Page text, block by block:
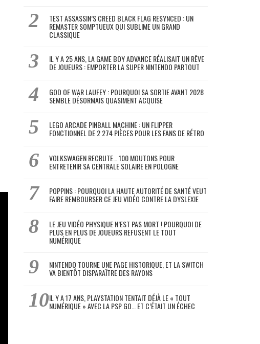
TEST ASSASSIN’S CREED BLACK FLAG RESYNCED : UN
REMASTER SOMPTUEUX QUI SUBLIME UN GRAND
CLASSIQUE
IL Y A 25 ANS, LA GAME BOY ADVANCE RÉALISAIT UN RÊVE
DE JOUEURS : EMPORTER LA SUPER NINTENDO PARTOUT
GOD OF WAR LAUFEY : POURQUOI SA SORTIE AVANT 2028
SEMBLE DÉSORMAIS QUASIMENT ACQUISE
LEGO ARCADE PINBALL MACHINE : UN FLIPPER
FONCTIONNEL DE 2 274 PIÈCES POUR LES FANS DE RÉTRO
VOLKSWAGEN RECRUTE… 100 MOUTONS POUR
ENTRETENIR SA CENTRALE SOLAIRE EN POLOGNE
POPPINS : POURQUOI LA HAUTE AUTORITÉ DE SANTÉ VEUT
FAIRE REMBOURSER CE JEU VIDÉO CONTRE LA DYSLEXIE
LE JEU VIDÉO PHYSIQUE N’EST PAS MORT ! POURQUOI DE
PLUS EN PLUS DE JOUEURS REFUSENT LE TOUT
NUMÉRIQUE
NINTENDO TOURNE UNE PAGE HISTORIQUE, ET LA SWITCH
VA BIENTÔT DISPARAÎTRE DES RAYONS
IL Y A 17 ANS, PLAYSTATION TENTAIT DÉJÀ LE « TOUT
NUMÉRIQUE » AVEC LA PSP GO… ET C’ÉTAIT UN ÉCHEC